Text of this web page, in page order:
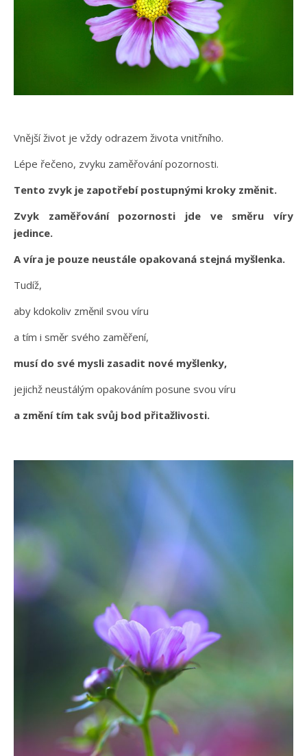
Vnější život je vždy odrazem života vnitřního.
Lépe řečeno, zvyku zaměřování pozornosti.
Tento zvyk je zapotřebí postupnými kroky změnit.
Zvyk zaměřování pozornosti jde ve směru víry
jedince.
A víra je pouze neustále opakovaná stejná myšlenka.
Tudíž,
aby kdokoliv změnil svou víru
a tím i směr svého zaměření,
musí do své mysli zasadit nové myšlenky,
jejichž neustálým opakováním posune svou víru
a změní tím tak svůj bod přitažlivosti.